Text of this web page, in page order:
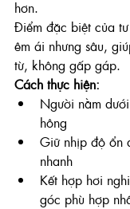
hơn.
Điểm đặc biệt của
êm ái nhưng sâu,
từ, không gấp gáp.
Cách thực hiện:
Người nằm
hông
Giữ nhịp độ ổn
nhanh
Kết hợp hơi
góc phù hợp